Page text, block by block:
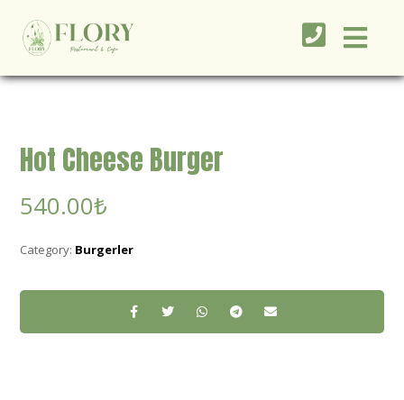
Hot Cheese Burger
540.00₺
Category: Burgerler